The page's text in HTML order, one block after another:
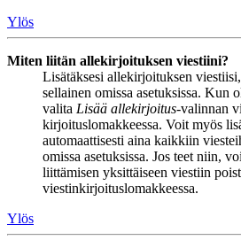
Ylös
Miten liitän allekirjoituksen viestiini?
Lisätäksesi allekirjoituksen
sellainen omissa asetuksissa. Kun
valita Lisää allekirjoitus-valinnan
kirjoituslomakkeessa. Voit myös
automaattisesti aina kaikkiin
omissa asetuksissa. Jos teet niin,
liittämisen yksittäiseen viestiin
viestinkirjoituslomakkeessa.
Ylös